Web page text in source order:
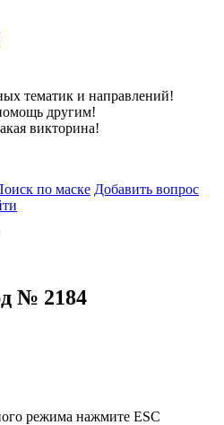
тематик и направлений!
другим!
викторина!
по маске Добавить вопрос
№ 2184
режима нажмите ESC